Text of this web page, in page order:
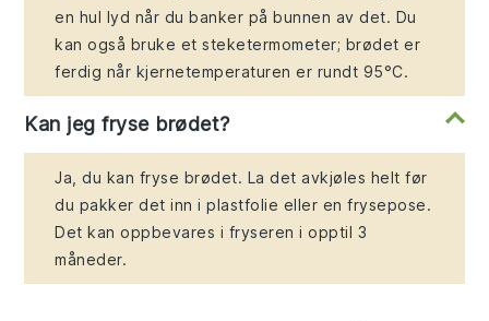
en hul lyd når du banker på bunnen av det. Du
kan også bruke et steketermometer; brødet er
ferdig når kjernetemperaturen er rundt 95°C.
Kan jeg fryse brødet?
Ja, du kan fryse brødet. La det avkjøles helt før
du pakker det inn i plastfolie eller en frysepose.
Det kan oppbevares i fryseren i opptil 3
måneder.